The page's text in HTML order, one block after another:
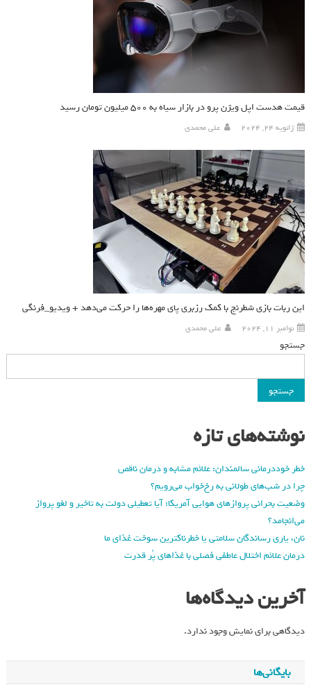
قیمت هدست اپل ویژن پرو در بازار سیاه به ۵۰۰ میلیون تومان رسید
ژانویه 24, 2024 علی محمدی
این ربات بازی شطرنج با کمک رزبری پای مهره‌ها را حرکت می‌دهد + ویدیو_فرنگی
نوامبر 11, 2024 علی محمدی
جستجو
جستجو
نوشته‌های تازه
خطر خوددرمانی سالمندان: علائم مشابه و درمان ناقص
چرا در شب‌های طولانی به رخ‌خواب می‌رویم؟
وضعیت بحرانی پروازهای هوایی آمریکا: آیا تعطیلی دولت به تاخیر و لغو پرواز
می‌انجامد؟
نان، یاری رساندگان سلامتی یا خطرناکترین سوخت غذای ما
درمان علائم اختلال عاطفی فصلی با غذاهای پُر قدرت
آخرین دیدگاه‌ها
دیدگاهی برای نمایش وجود ندارد.
بایگانی‌ها